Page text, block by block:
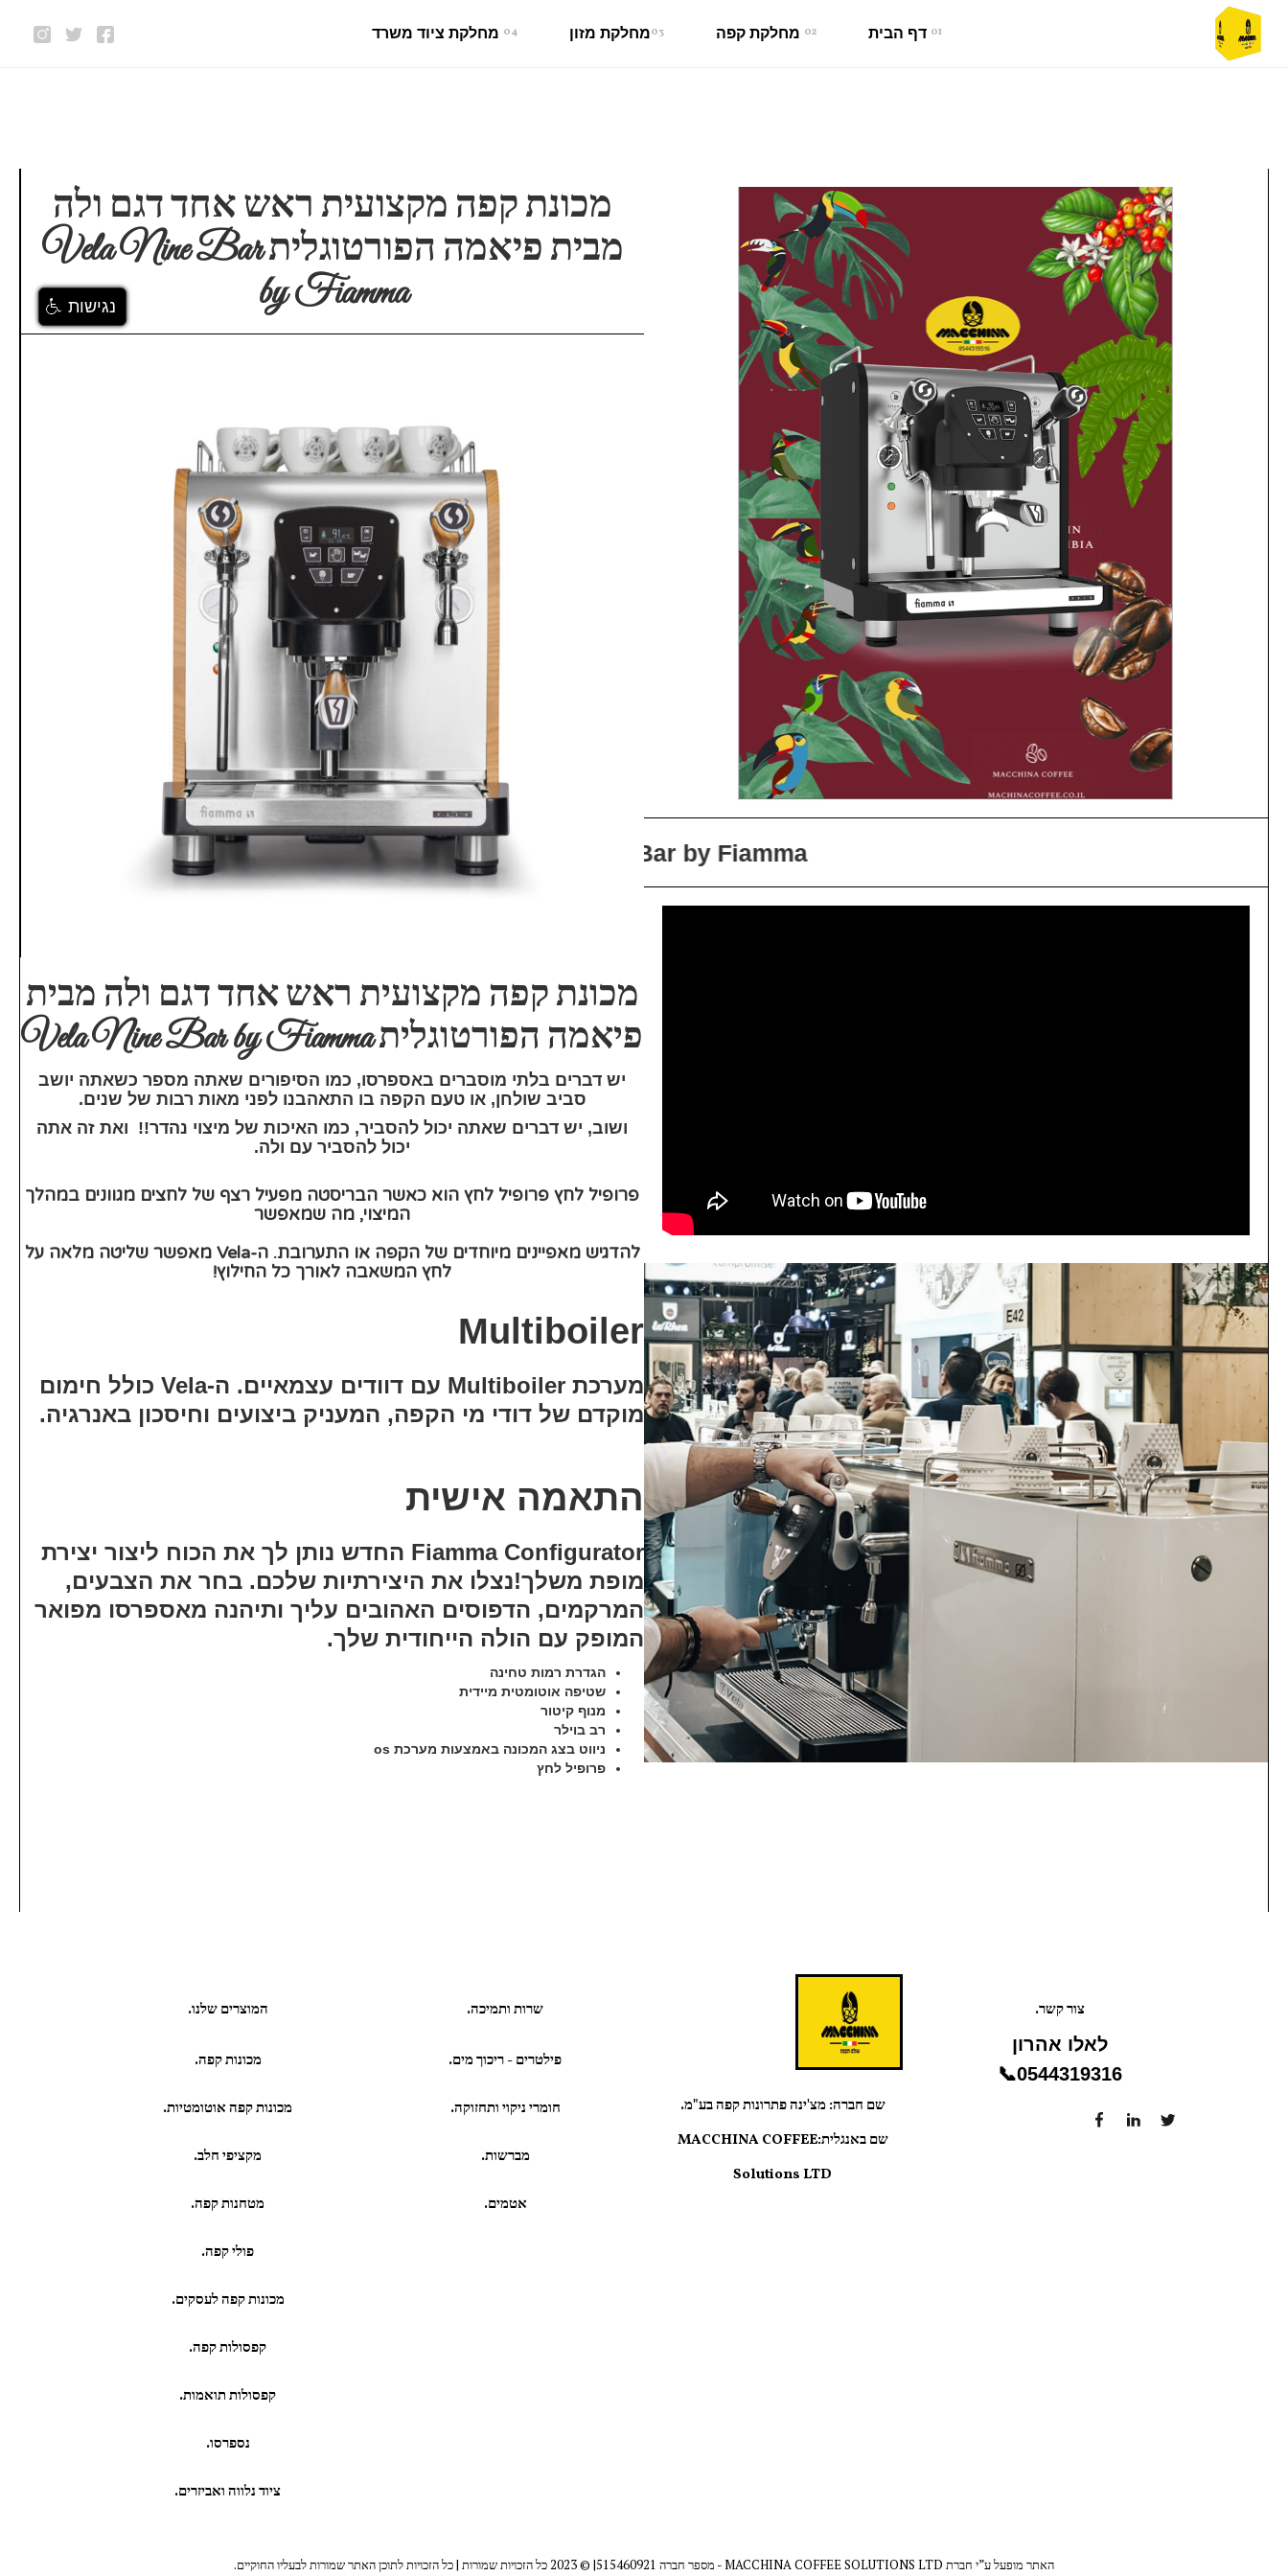
01 דף הבית 02 מחלקת קפה 03מחלקת מזון 04 מחלקת ציוד משרד
Vela Nine Bar by Fiamma
Vela Nine Bar by Fiamma
מכונת קפה מקצועית ראש אחד דגם ולה
מבית פיאמה הפורטוגלית Vela Nine Bar
by Fiamma
מכונת קפה מקצועית ראש אחד דגם ולה מבית
פיאמה הפורטוגלית Vela Nine Bar by Fiamma
יש דברים בלתי מוסברים באספרסו, כמו הסיפורים שאתה מספר כשאתה יושב
סביב שולחן, או טעם הקפה בו התאהבנו לפני מאות רבות של שנים.
ושוב, יש דברים שאתה יכול להסביר, כמו האיכות של מיצוי נהדר!! ואת זה אתה
יכול להסביר עם ולה.
פרופיל לחץ פרופיל לחץ הוא כאשר הבריסטה מפעיל רצף של לחצים מגוונים במהלך
המיצוי, מה שמאפשר
להדגיש מאפיינים מיוחדים של הקפה או התערובת. ה-Vela מאפשר שליטה מלאה על
לחץ המשאבה לאורך כל החילוץ!
Multiboiler
מערכת Multiboiler עם דוודים עצמאיים. ה-Vela כולל חימום
מוקדם של דודי מי הקפה, המעניק ביצועים וחיסכון באנרגיה.
התאמה אישית
Fiamma Configurator החדש נותן לך את הכוח ליצור יצירת
מופת משלך!נצלו את היצירתיות שלכם. בחר את הצבעים,
המרקמים, הדפוסים האהובים עליך ותיהנה מאספרסו מפואר
המופק עם הולה הייחודית שלך.
הגדרת רמות טחינה
שטיפה אוטומטית מיידית
מנוף קיטור
רב בוילר
ניווט בצג המכונה באמצעות מערכת os
פרופיל לחץ
צור קשר.
לאלו אהרון
0544319316📞
שם חברה: מצ'ינה פתרונות קפה בע"מ.
שם באנגליתMACCHINA COFFEE:
Solutions LTD
שרות ותמיכה.
פילטרים - ריכוך מים.
חומרי ניקוי ותחזוקה.
מברשות.
אטמים.
המוצרים שלנו.
מכונות קפה.
מכונות קפה אוטומטיות.
מקציפי חלב.
מטחנות קפה.
פולי קפה.
מכונות קפה לעסקים.
קפסולות קפה.
קפסולות תואמות.
נספרסו.
ציוד נלווה ואביזרים.
האתר מופעל ע”י חברת MACCHINA COFFEE SOLUTIONS LTD - מספר חברה 515460921| © 2023 כל הזכויות שמורות | כל הזכויות לתוכן האתר שמורות לבעליו החוקיים.
נגישות